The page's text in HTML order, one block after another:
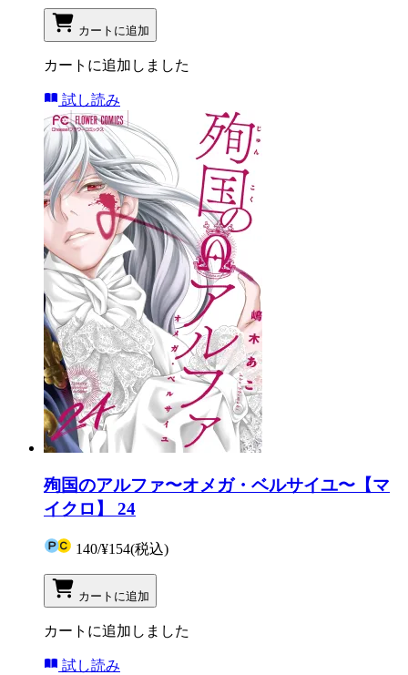
カートに追加
カートに追加しました
試し読み
殉国のアルファ〜オメガ・ベルサイユ〜【マ
イクロ】 24
140/¥154(税込)
カートに追加
カートに追加しました
試し読み